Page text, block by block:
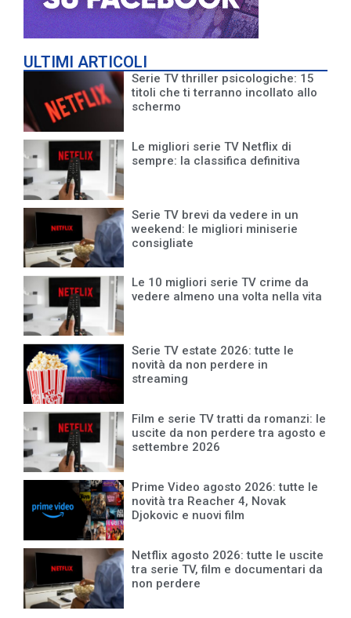
ULTIMI ARTICOLI
Serie TV thriller psicologiche: 15
titoli che ti terranno incollato allo
schermo
Le migliori serie TV Netflix di
sempre: la classifica definitiva
Serie TV brevi da vedere in un
weekend: le migliori miniserie
consigliate
Le 10 migliori serie TV crime da
vedere almeno una volta nella vita
Serie TV estate 2026: tutte le
novità da non perdere in
streaming
Film e serie TV tratti da romanzi: le
uscite da non perdere tra agosto e
settembre 2026
Prime Video agosto 2026: tutte le
novità tra Reacher 4, Novak
Djokovic e nuovi film
Netflix agosto 2026: tutte le uscite
tra serie TV, film e documentari da
non perdere